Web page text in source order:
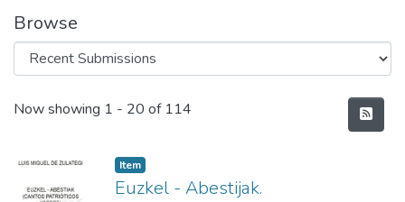
Browse
Recent Submissions
Now showing 1 - 20 of 114
Item
Euzkel - Abestijak.